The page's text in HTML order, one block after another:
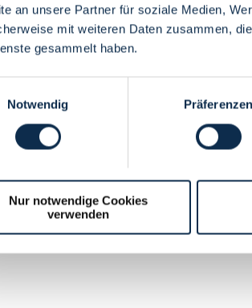
an unsere Partner für soziale Medien,
mit weiteren Daten zusammen,
gesammelt haben.
Notwendig
Präferenzen
Nur notwendige Cookies
verwenden